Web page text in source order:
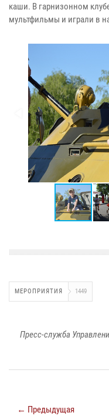
каши. В гарнизонном
мультфильмы и играли в
МЕРОПРИЯТИЯ 1449
Пресс-служба
← Предыдущая